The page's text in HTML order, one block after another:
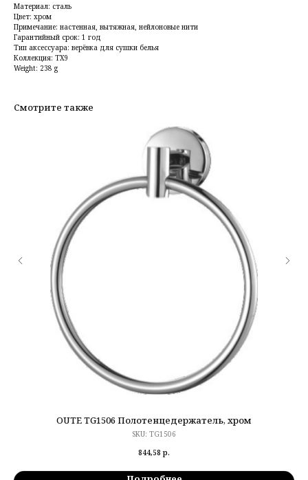
Материал: сталь
Цвет: хром
Примечание: настенная, вытяжная, нейлоновые нити
Гарантийный срок: 1 год
Тип аксессуара: верёвка для сушки белья
Коллекция: TX9
Weight: 238 g
Смотрите также
OUTE TG1506 Полотенцедержатель, хром
SKU: TG1506
844,58 р.